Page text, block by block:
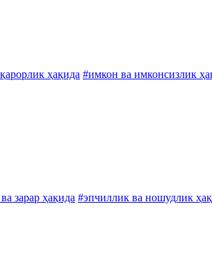
ҳақида #имкон ва имконсизлик
зарар ҳақида #эпчиллик ва ношудлик